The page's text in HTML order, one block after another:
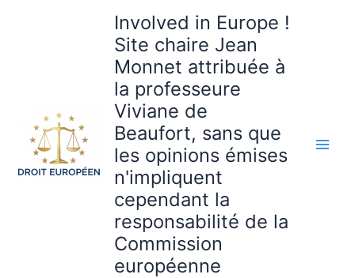
Involved in Europe !
Site chaire Jean
Monnet attribuée à
la professeure
Viviane de
Beaufort, sans que
les opinions émises
n'impliquent
cependant la
responsabilité de la
Commission
européenne